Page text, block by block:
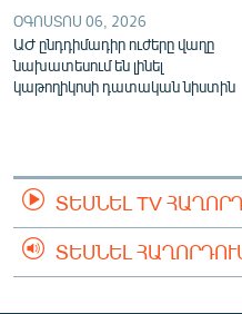
ՕԳՈՍՏՈՍ 06, 2026
ԱԺ ընդդիմադիր ուժերը վաղը
նախատեսում են լինել
կաթողիկոսի դատական նիստին
ՏԵՍՆԵԼ TV
ՏԵՍՆԵԼ